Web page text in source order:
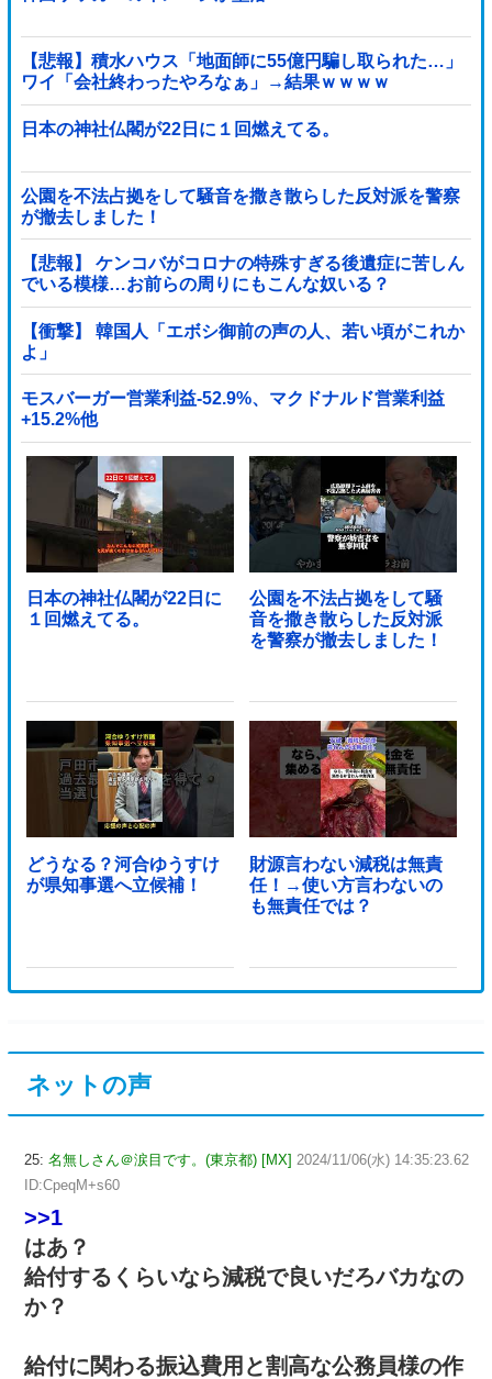
【悲報】積水ハウス「地面師に55億円騙し取られた…」
ワイ「会社終わったやろなぁ」→結果ｗｗｗｗ
日本の神社仏閣が22日に１回燃えてる。
公園を不法占拠をして騒音を撒き散らした反対派を警察
が撤去しました！
【悲報】 ケンコバがコロナの特殊すぎる後遺症に苦しん
でいる模様…お前らの周りにもこんな奴いる？
【衝撃】 韓国人「エボシ御前の声の人、若い頃がこれか
よ」
モスバーガー営業利益-52.9%、マクドナルド営業利益
+15.2%他
日本の神社仏閣が22日に
１回燃えてる。
公園を不法占拠をして騒
音を撒き散らした反対派
を警察が撤去しました！
どうなる？河合ゆうすけ
が県知事選へ立候補！
財源言わない減税は無責
任！→使い方言わないの
も無責任では？
ネットの声
25: 名無しさん＠涙目です。(東京都) [MX] 2024/11/06(水) 14:35:23.62
ID:CpeqM+s60
>>1
はあ？
給付するくらいなら減税で良いだろバカなの
か？
給付に関わる振込費用と割高な公務員様の作